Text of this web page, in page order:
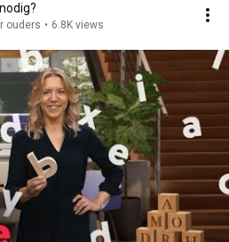
ouders • 6.8K views